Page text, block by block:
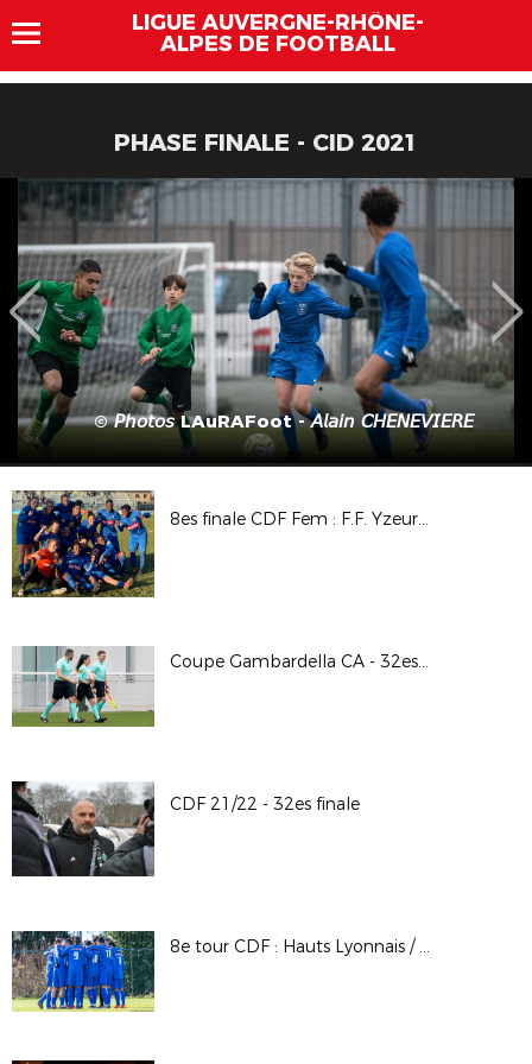
LIGUE AUVERGNE-RHÔNE-
ALPES DE FOOTBALL
PHASE FINALE - CID 2021
© 𝘗𝘩𝘰𝘵𝘰𝘴 LAuRAFoot - 𝘈𝘭𝘢𝘪𝘯 𝘊𝘏𝘌𝘕𝘌𝘝𝘐𝘌𝘙𝘌
8es finale CDF Fem : F.F. Yzeure A.A. / LOSC © 𝘗𝘩𝘰𝘵𝘰𝘴 LAuRAFoot - 𝘈𝘭𝘢𝘪𝘯 𝘊𝘏𝘌𝘕𝘌𝘝𝘐𝘌𝘙𝘌
Coupe Gambardella CA - 32es finale / A.S. Saint-Priest - Lyon - La Duchère
CDF 21/22 - 32es finale
8e tour CDF : Hauts Lyonnais / F.C. Bourgoin Jallieu © 𝘗𝘩𝘰𝘵𝘰𝘴 LAuRAFoot - 𝘈𝘭𝘢𝘪𝘯 𝘊𝘏𝘌𝘕𝘌𝘝𝘐𝘌𝘙𝘌